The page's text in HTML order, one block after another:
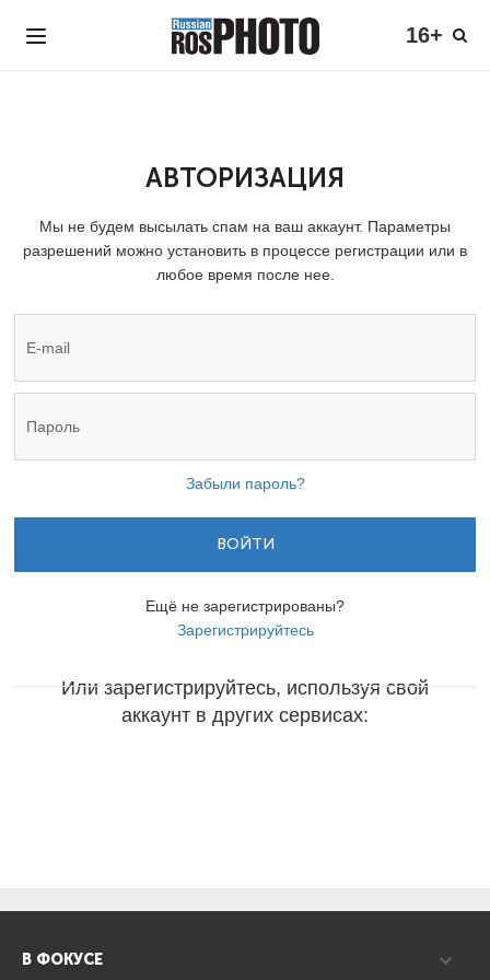
16+
АВТОРИЗАЦИЯ
Мы не будем высылать спам на ваш аккаунт. Параметры
разрешений можно установить в процессе регистрации или в
любое время после нее.
Забыли пароль?
ВОЙТИ
Ещё не зарегистрированы?
Зарегистрируйтесь
Или зарегистрируйтесь, используя свой
аккаунт в других сервисах:
В ФОКУСЕ